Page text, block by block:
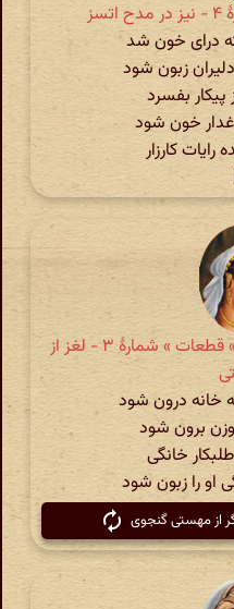
درای خون شد
زبون شود
بفسرد
خون شود
کارزار
مهستی گنجوی » دیوان اشعار » قطعات » شمارهٔ ۳ - لغز از
خانه درون شود
برون شود
خانگی
او را زبون شود